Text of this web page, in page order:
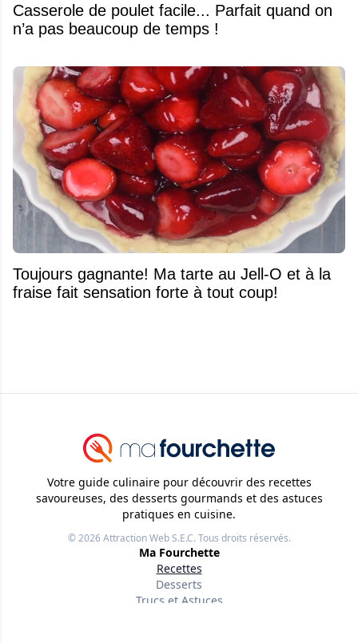
Casserole de poulet facile... Parfait quand on
n’a pas beaucoup de temps !
Toujours gagnante! Ma tarte au Jell-O et à la
fraise fait sensation forte à tout coup!
Votre guide culinaire pour découvrir des recettes
savoureuses, des desserts gourmands et des astuces
pratiques en cuisine.
© 2026Attraction Web S.E.C.Tous droits réservés.
Ma Fourchette
Recettes
Desserts
Trucs et Astuces